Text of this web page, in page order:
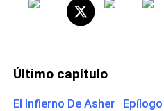
Último capítulo
El Infierno De Asher Epílogo